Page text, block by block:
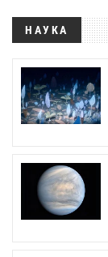
НАУКА